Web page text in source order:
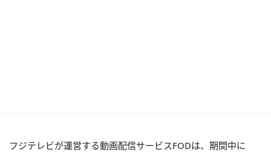
フジテレビが運営する動画配信サービスFODは、期間中に